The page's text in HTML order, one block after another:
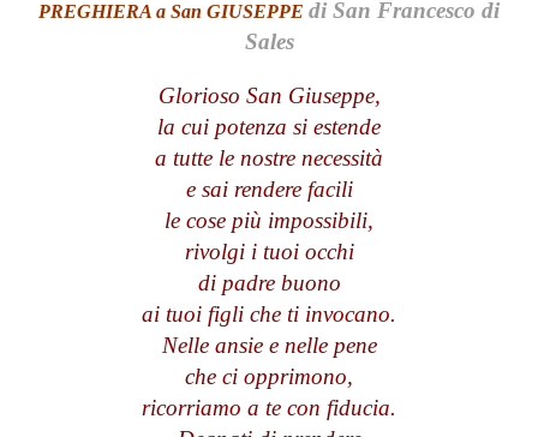
PREGHIERA a San GIUSEPPE di San Francesco di
Sales
Glorioso San Giuseppe,
la cui potenza si estende
a tutte le nostre necessità
e sai rendere facili
le cose più impossibili,
rivolgi i tuoi occhi
di padre buono
ai tuoi figli che ti invocano.
Nelle ansie e nelle pene
che ci opprimono,
ricorriamo a te con fiducia.